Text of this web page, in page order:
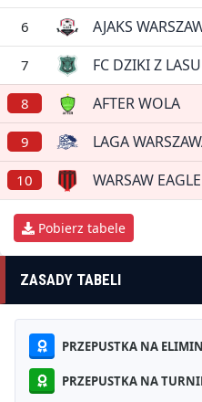
6 AJAKS
7 FC DZIKI Z
8 AFTER WOLA
9 LAGA
10 WARSAW EAGLE
Pobierz tabele
ZASADY TABELI
PRZEPUSTKA NA
PRZEPUSTKA NA